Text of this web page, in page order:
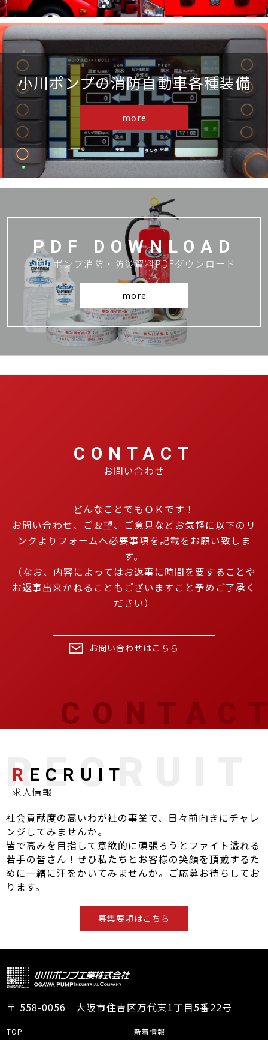
小川ポンプの消防自動車各種装備
more
PDF DOWNLOAD
小川ポンプ消防・防災資料PDFダウンロード
more
CONTACT
お問い合わせ
どんなことでもＯＫです！
お問い合わせ、ご要望、ご意見などお気軽に以下のリ
ンクよりフォームへ必要事項を記載をお願い致しま
す。
（なお、内容によってはお返事に時間を要することや
お返事出来かねることもございますこと予めご了承く
ださい）
お問い合わせはこちら
R ECRUIT
求人情報
社会貢献度の高いわが社の事業で、日々前向きにチャレ
ンジしてみませんか。
皆で高みを目指して意欲的に頑張ろうとファイト溢れる
若手の皆さん！ぜひ私たちとお客様の笑顔を頂戴するた
めに一緒に汗をかいてみませんか。ご応募お待ちしてお
ります。
募集要項はこちら
〒 558-0056 大阪市住吉区万代東1丁目5番22号
TOP 新着情報